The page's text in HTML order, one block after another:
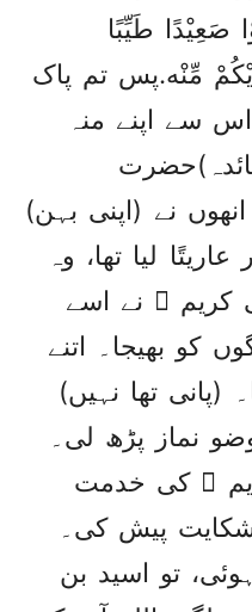
صَعِيْدًا طَيِّبًا
مِّنْه.پس تم پاک
سے اپنے منہ
نے (اپنی بہن)
لیا تھا، وہ
کریم ﷺ نے اسے
کو بھیجا۔ اتنے
(پانی تھا نہیں)
نماز پڑھ لی۔
ﷺ کی خدمت
پیش کی۔
تو اسید بن